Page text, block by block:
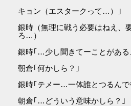
キョン（エスタークって…）｣
銀時（無理に戦う必要はねえ、
ろ…）
銀時｢…少し聞きてーことがある
朝倉｢何かしら？｣
銀時｢テメー…一体誰とつるんで
朝倉｢…どういう意味かしら？｣